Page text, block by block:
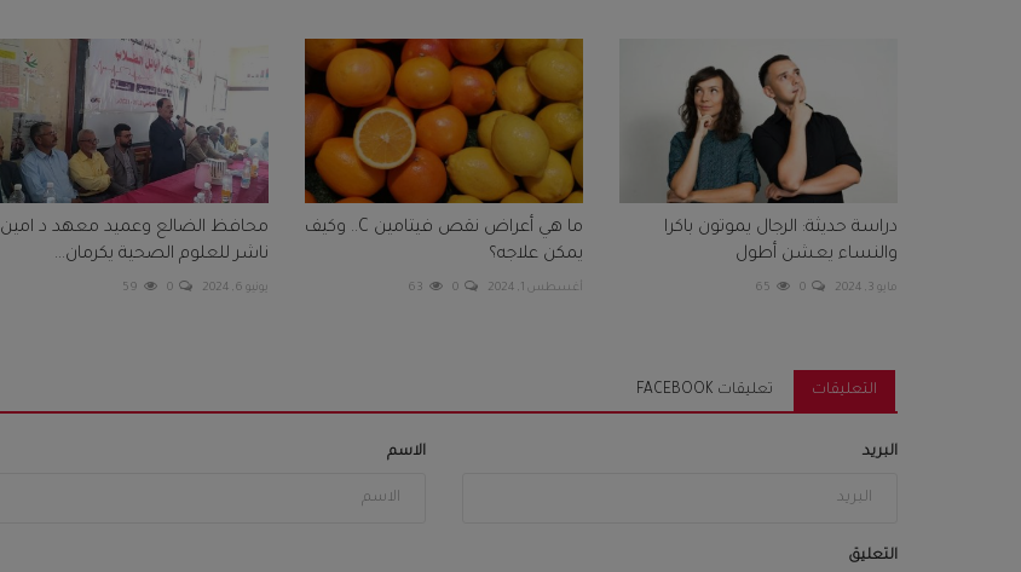
دراسة حديثة: الرجال يموتون باكرا
والنساء يعشن أطول
مايو 3, 2024 0
65
ما هي أعراض نقص فيتامين C.. وكيف
يمكن علاجه؟
أغسطس 1, 2024 0
63
محافظ الضالع وعميد معهد د امين
ناشر للعلوم الصحية يكرمان...
يونيو 6, 2024 0
59
التعليقات تعليقات FACEBOOK
الاسم البريد
التعليق